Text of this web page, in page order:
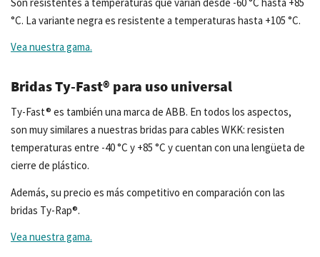
°C. La variante negra es resistente a temperaturas hasta +105 °C.
Vea nuestra gama.
Bridas Ty-Fast® para uso universal
Ty-Fast® es también una marca de ABB. En todos los aspectos,
son muy similares a nuestras bridas para cables WKK: resisten
temperaturas entre -40 °C y +85 °C y cuentan con una lengüeta de
cierre de plástico.
Además, su precio es más competitivo en comparación con las
bridas Ty-Rap®.
Vea nuestra gama.